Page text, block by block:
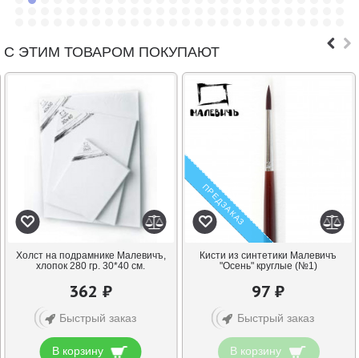
С ЭТИМ ТОВАРОМ ПОКУПАЮТ
Холст на подрамнике Малевичъ,
хлопок 280 гр. 30*40 см.
362 ₽
Быстрый заказ
В корзину
ПРЕДЗАКАЗ
Кисти из синтетики Малевичъ
"Осень" круглые (№1)
97 ₽
Быстрый заказ
В корзину